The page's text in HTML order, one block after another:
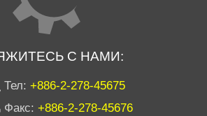
С НАМИ:
Тел: +886-2-278-45675
Факс: +886-2-278-45676